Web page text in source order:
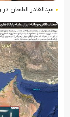
عبدالقادر الطحان در رأس